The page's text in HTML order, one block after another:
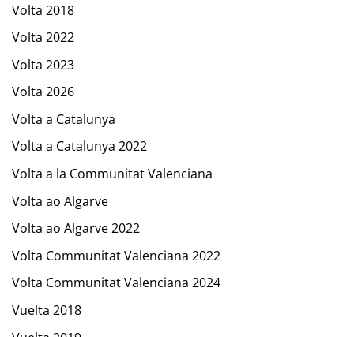
Volta 2018
Volta 2022
Volta 2023
Volta 2026
Volta a Catalunya
Volta a Catalunya 2022
Volta a la Communitat Valenciana
Volta ao Algarve
Volta ao Algarve 2022
Volta Communitat Valenciana 2022
Volta Communitat Valenciana 2024
Vuelta 2018